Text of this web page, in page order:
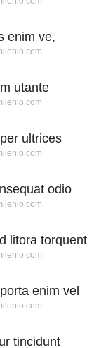
enim ve,
utante
ultrices
odio
litora torquent
enim vel
tincidunt